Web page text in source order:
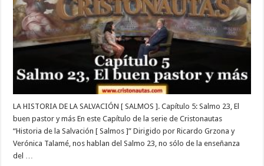
LA HISTORIA DE LA SALVACIÓN [ SALMOS ]. Capítulo 5: Salmo 23, El
buen pastor y más En este Capítulo de la serie de Cristonautas
“Historia de la Salvación [ Salmos ]” Dirigido por Ricardo Grzona y
Verónica Talamé, nos hablan del Salmo 23, no sólo de la enseñanza
del …